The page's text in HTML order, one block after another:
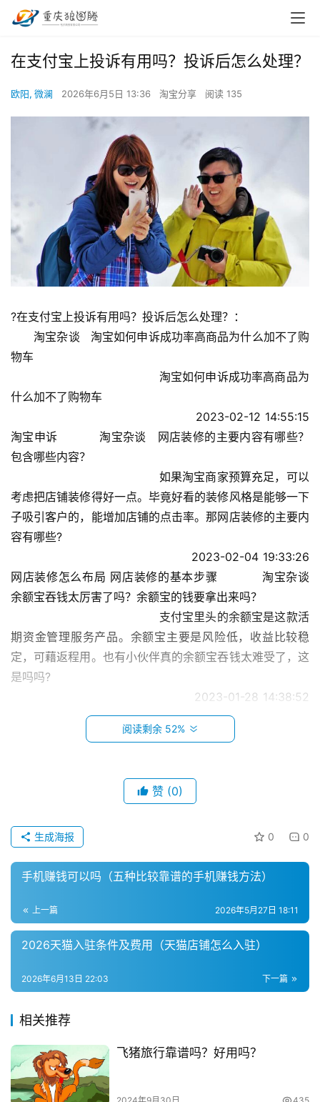
首
页
小
创
业
兼
职
目
电
商
创
在支付宝上投诉有用吗？投诉后怎么处理？
欧阳, 微澜 2026年6月5日 13:36 淘宝分享 阅读 135
?在支付宝上投诉有用吗？投诉后怎么处理？：
淘宝杂谈   淘宝如何申诉成功率高商品为什么加不了购
物车
什么加不了购物车
淘宝申诉           淘宝杂谈   网店装修的主要内容有哪些？
包含哪些内容？
考虑把店铺装修得好一点。毕竟好看的装修风格是能够一下
子吸引客户的，能增加店铺的点击率。那网店装修的主要内
容有哪些?
网店装修怎么布局 网店装修的基本步骤           淘宝杂谈
余额宝吞钱太厉害了吗？余额宝的钱要拿出来吗？
期资金管理服务产品。余额宝主要是风险低，收益比较稳
定，可藉返程用。也有小伙伴真的余额宝吞钱太难受了，这
是吗吗?
余额宝 余额宝提现           淘宝杂谈   淘宝提交订单不付款
商品会被抢走吗？多久自动取消？
抢走吗？多久自动取消？
                                        2023-01-27 20:45:32
款？可以购物吗？
款？可以购物吗？
淘宝 支付宝 淘宝付款           淘宝杂谈   淘宝网店没流量该
怎么提升？有哪些技巧？
有哪些技巧？
淘宝流量 淘宝新店如何提升流量 淘宝店铺怎样增加流量
                                        淘宝网店有流量限制吗？流量
限制怎么解决？
                                        2023-01-25 15:20:05
阅读剩余 52%
赞 (0)
0 0
生成海报
手机赚钱可以吗（五种比较靠谱的手机赚钱方法）
上一篇 2026年5月27日 18:11
2026天猫入驻条件及费用（天猫店铺怎么入驻）
下一篇
2026年6月13日 22:03
相关推荐
飞猪旅行靠谱吗？好用吗？